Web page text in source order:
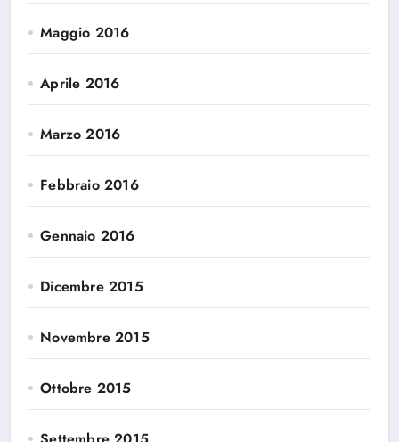
Maggio 2016
Aprile 2016
Marzo 2016
Febbraio 2016
Gennaio 2016
Dicembre 2015
Novembre 2015
Ottobre 2015